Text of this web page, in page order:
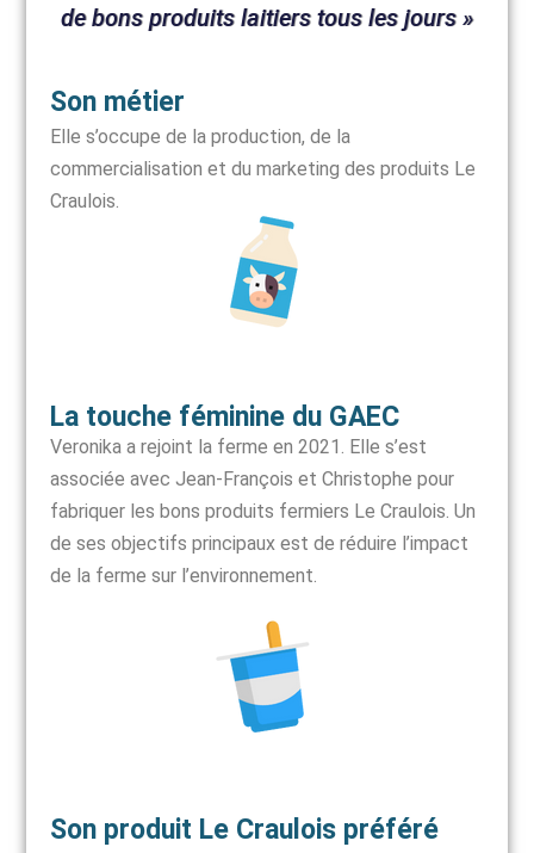
de bons produits laitiers tous les jours »
Son métier
Elle s’occupe de la production, de la
commercialisation et du marketing des produits Le
Craulois.
La touche féminine du GAEC
Veronika a rejoint la ferme en 2021. Elle s’est
associée avec Jean-François et Christophe pour
fabriquer les bons produits fermiers Le Craulois. Un
de ses objectifs principaux est de réduire l’impact
de la ferme sur l’environnement.
Son produit Le Craulois préféré